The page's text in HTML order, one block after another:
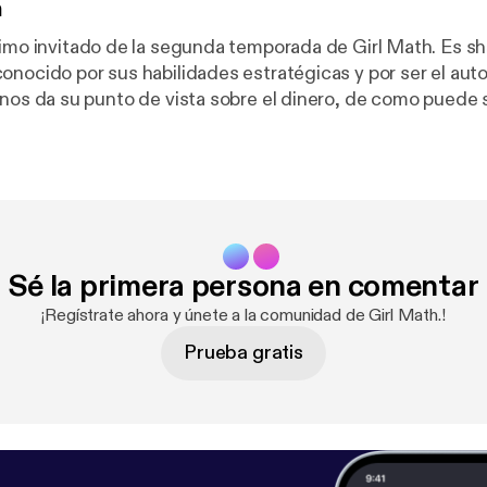
invitado de la segunda temporada de Girl Math. Es
por sus habilidades estratégicas y por ser el
rusa y cualquier cosa puede llegar a pasar. Por último nos
https://studio.youtube.com/channel/
] Learn more about your ad choices. Visit megaphone.fm/
adchoices]
Sé la primera persona en comentar
¡Regístrate ahora y únete a la comunidad de Girl Math.!
Prueba gratis